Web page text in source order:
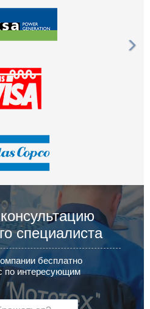
специалиста
бесплатно
по интересующим